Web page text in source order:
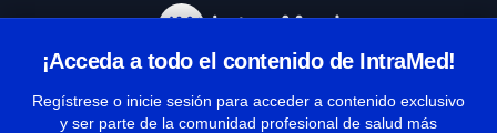
¡Acceda a todo el contenido de IntraMed!
Regístrese o inicie sesión para acceder a contenido exclusivo
y ser parte de la comunidad profesional de salud más